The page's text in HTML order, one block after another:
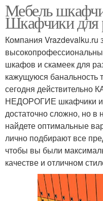
Мебель
Шкафчики для
Компания Vrazdevalku.ru
шкафов и скамеек для
кажущуюся банальность
сегодня
НЕДОРОГИЕ шкафчики и
достаточно сложно, но в
найдете оптимальные
лично подбирают все
чтобы вы были
качестве и отличном